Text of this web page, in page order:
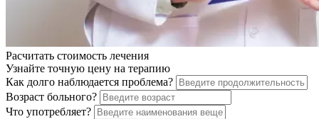
Расчитать стоимость лечения
Узнайте точную цену на терапию
Как долго наблюдается проблема?
Возраст больного?
Что употребляет?